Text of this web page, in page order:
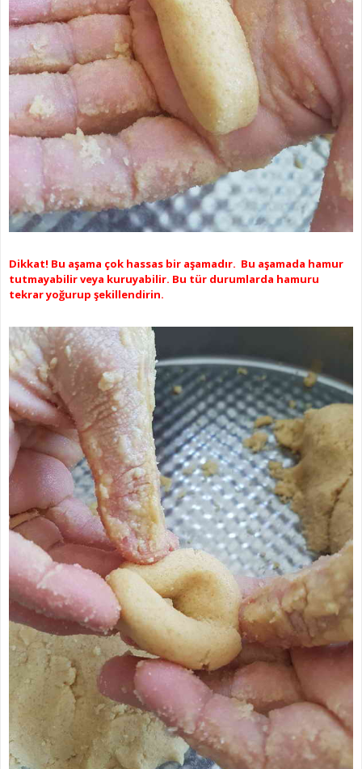
Dikkat! Bu aşama çok hassas bir aşamadır. Bu aşamada hamur
tutmayabilir veya kuruyabilir. Bu tür durumlarda hamuru
tekrar yoğurup şekillendirin.